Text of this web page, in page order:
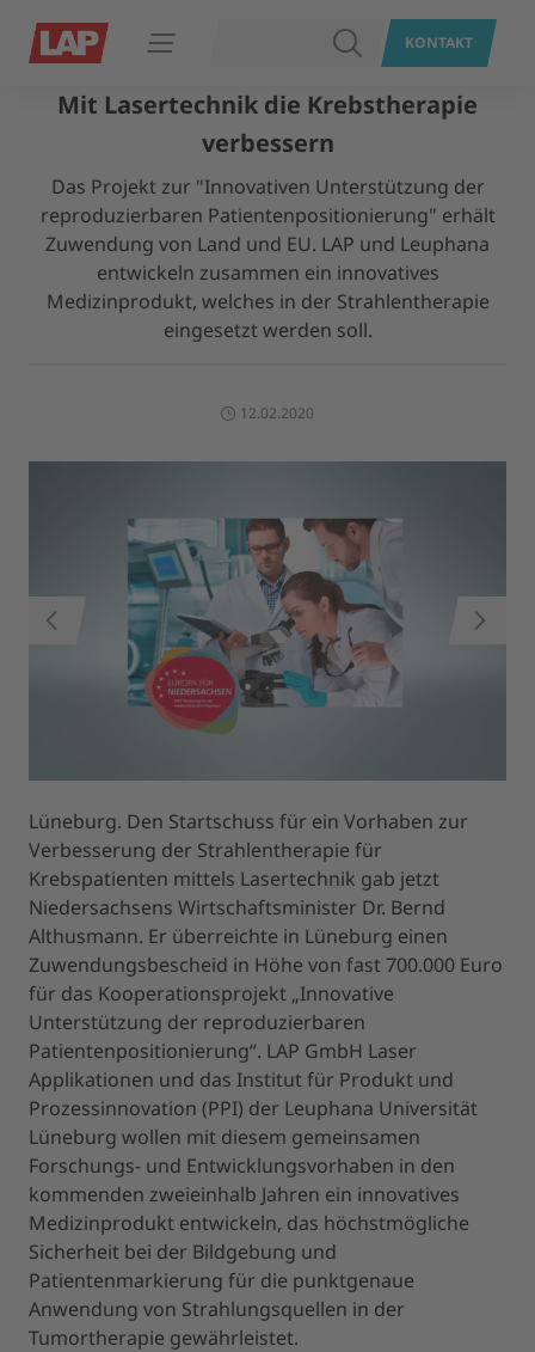
Navigation öffnen SUCHENKONTAKT
Mit Lasertechnik die Krebstherapie
verbessern
Das Projekt zur "Innovativen Unterstützung der
reproduzierbaren Patientenpositionierung" erhält
Zuwendung von Land und EU. LAP und Leuphana
entwickeln zusammen ein innovatives
Medizinprodukt, welches in der Strahlentherapie
eingesetzt werden soll.
12.02.2020
ZURÜCK WEITER
Leuphana Lüneburg), Dr. Bernd Althusmann (Wirtschaftsminister
Niedersachsen), Jens Gauthier (Geschäftsführer LAP)
Lüneburg. Den Startschuss für ein Vorhaben zur
Verbesserung der Strahlentherapie für
Krebspatienten mittels Lasertechnik gab jetzt
Niedersachsens Wirtschaftsminister Dr. Bernd
Althusmann. Er überreichte in Lüneburg einen
Zuwendungsbescheid in Höhe von fast 700.000 Euro
für das Kooperationsprojekt „Innovative
Unterstützung der reproduzierbaren
Patientenpositionierung“. LAP GmbH Laser
Applikationen und das Institut für Produkt und
Prozessinnovation (PPI) der Leuphana Universität
Lüneburg wollen mit diesem gemeinsamen
Forschungs- und Entwicklungsvorhaben in den
kommenden zweieinhalb Jahren ein innovatives
Medizinprodukt entwickeln, das höchstmögliche
Sicherheit bei der Bildgebung und
Patientenmarkierung für die punktgenaue
Anwendung von Strahlungsquellen in der
Tumortherapie gewährleistet.